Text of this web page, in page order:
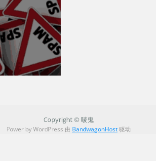
Copyright © 唛鬼
Power by WordPress 由 BandwagonHost驱动